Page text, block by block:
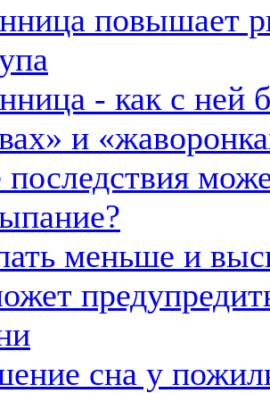
повышает
- как с ней
и
меньше и
сна у